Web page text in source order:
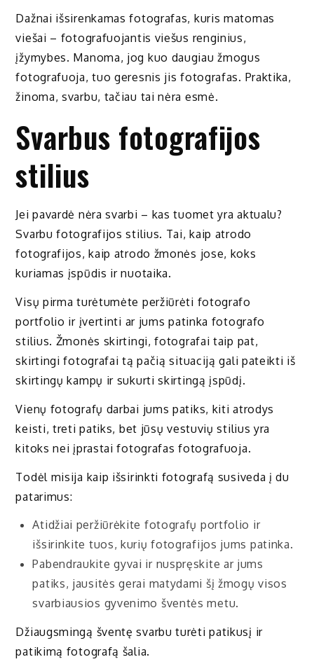
Dažnai išsirenkamas fotografas, kuris matomas
viešai – fotografuojantis viešus renginius,
įžymybes. Manoma, jog kuo daugiau žmogus
fotografuoja, tuo geresnis jis fotografas. Praktika,
žinoma, svarbu, tačiau tai nėra esmė.
Svarbus fotografijos
stilius
Jei pavardė nėra svarbi – kas tuomet yra aktualu?
Svarbu fotografijos stilius. Tai, kaip atrodo
fotografijos, kaip atrodo žmonės jose, koks
kuriamas įspūdis ir nuotaika.
Visų pirma turėtumėte peržiūrėti fotografo
portfolio ir įvertinti ar jums patinka fotografo
stilius. Žmonės skirtingi, fotografai taip pat,
skirtingi fotografai tą pačią situaciją gali pateikti iš
skirtingų kampų ir sukurti skirtingą įspūdį.
Vienų fotografų darbai jums patiks, kiti atrodys
keisti, treti patiks, bet jūsų vestuvių stilius yra
kitoks nei įprastai fotografas fotografuoja.
Todėl misija kaip išsirinkti fotografą susiveda į du
patarimus:
Atidžiai peržiūrėkite fotografų portfolio ir
išsirinkite tuos, kurių fotografijos jums patinka.
Pabendraukite gyvai ir nuspręskite ar jums
patiks, jausitės gerai matydami šį žmogų visos
svarbiausios gyvenimo šventės metu.
Džiaugsmingą šventę svarbu turėti patikusį ir
patikimą fotografą šalia.